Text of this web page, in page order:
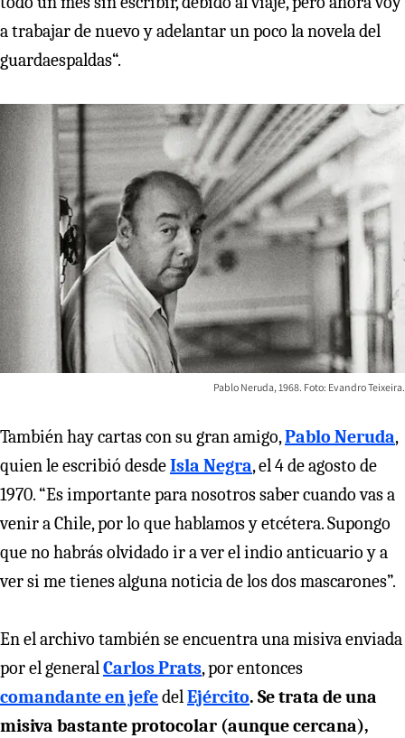
a trabajar de nuevo y adelantar un poco la novela del
guardaespaldas“.
Pablo Neruda, 1968. Foto: Evandro Teixeira.
También hay cartas con su gran amigo,Pablo Neruda,
quien le escribió desdeIsla Negra, el 4 de agosto de
1970. “Es importante para nosotros saber cuando vas a
venir a Chile, por lo que hablamos y etcétera. Supongo
que no habrás olvidado ir a ver el indio anticuario y a
ver si me tienes alguna noticia de los dos mascarones”.
En el archivo también se encuentra una misiva enviada
por el generalCarlos Prats, por entonces
comandante en jefedelEjército. Se trata de una
misiva bastante protocolar (aunque cercana),